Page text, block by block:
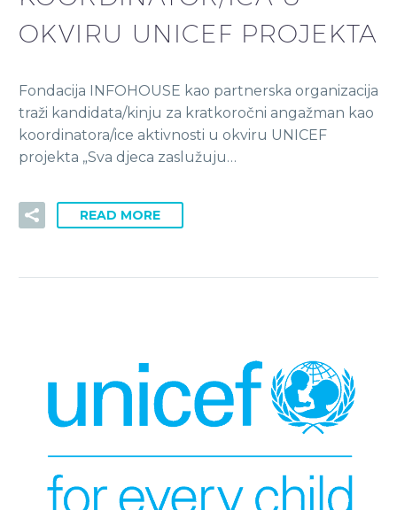
OKVIRU UNICEF PROJEKTA
Fondacija INFOHOUSE kao partnerska organizacija
traži kandidata/kinju za kratkoročni angažman kao
koordinatora/ice aktivnosti u okviru UNICEF
projekta „Sva djeca zaslužuju…
READ MORE